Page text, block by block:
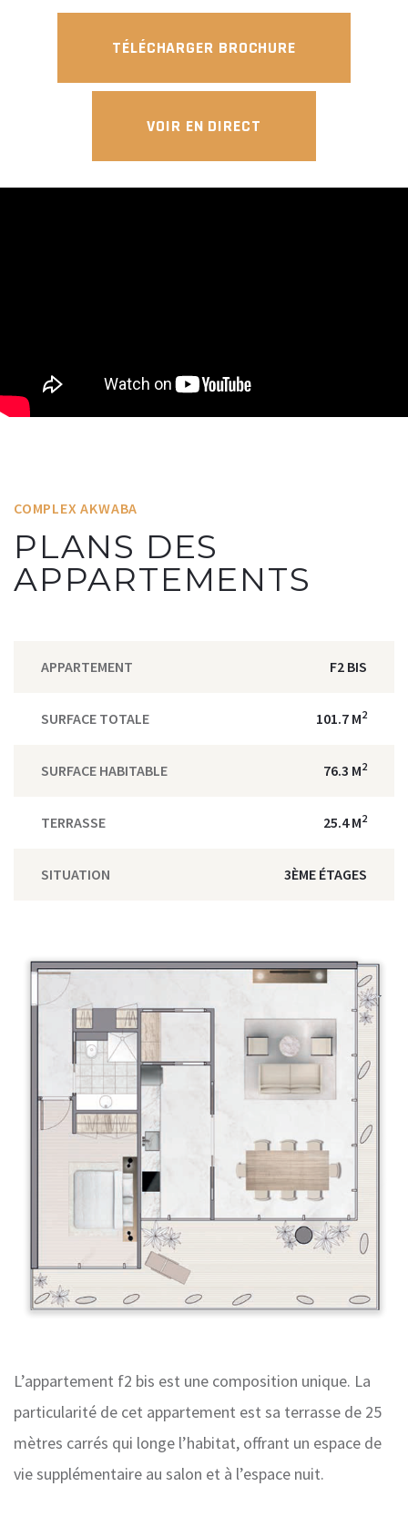
TÉLÉCHARGER BROCHURE
VOIR EN DIRECT
COMPLEX AKWABA
PLANS DES
APPARTEMENTS
APPARTEMENT F2 BIS
SURFACE TOTALE 101.7 M2
SURFACE HABITABLE 76.3 M2
TERRASSE 25.4 M2
SITUATION 3ÈME ÉTAGES
L’appartement f2 bis est une composition unique. La
particularité de cet appartement est sa terrasse de 25
mètres carrés qui longe l’habitat, offrant un espace de
vie supplémentaire au salon et à l’espace nuit.